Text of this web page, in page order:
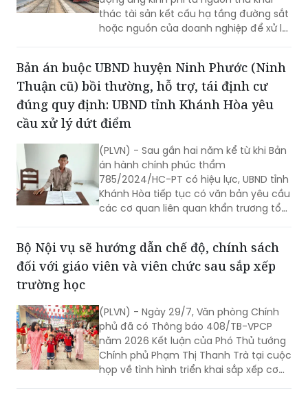
Bộ Tài chính đề xuất cho Tổng công ty
Đường sắt Việt Nam (VNR) được chủ
thác tài sản kết cấu hạ tầng đường sắt
hoặc nguồn của doanh nghiệp để xử lý
ngay các sự cố khẩn cấp, cấp bách,
bảo đảm an toàn chạy tàu. Khoản kinh
phí này sẽ được hoàn trả sau khi cơ
toán ngân sách theo quy định.
Bản án buộc UBND huyện Ninh Phước (Ninh
Thuận cũ) bồi thường, hỗ trợ, tái định cư
đúng quy định: UBND tỉnh Khánh Hòa yêu
cầu xử lý dứt điểm
(PLVN) - Sau gần hai năm kể từ khi Bản
án hành chính phúc thẩm
Khánh Hòa tiếp tục có văn bản yêu cầu
các cơ quan liên quan khẩn trương tổ
chức thi hành; rà soát trách nhiệm của
Bộ Nội vụ sẽ hướng dẫn chế độ, chính sách
đối với giáo viên và viên chức sau sắp xếp
trường học
(PLVN) - Ngày 29/7, Văn phòng Chính
phủ đã có Thông báo 408/TB-VPCP